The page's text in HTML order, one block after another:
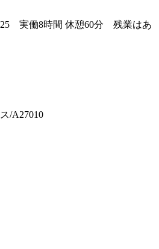
実働8時間 休憩60分 残業はあ
/A27010